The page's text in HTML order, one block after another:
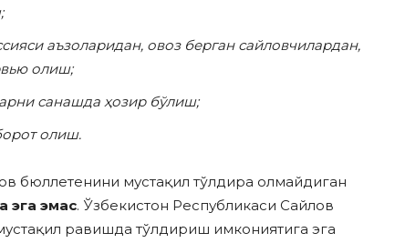
аъзоларидан, овоз берган сайловчилардан,
олиш;
санашда ҳозир бўлиш;
олиш.
бюллетенини мустақил тўлдира олмайдиган
эга эмас. Ўзбекистон Республикаси Сайлов
равишда тўлдириш имкониятига эга